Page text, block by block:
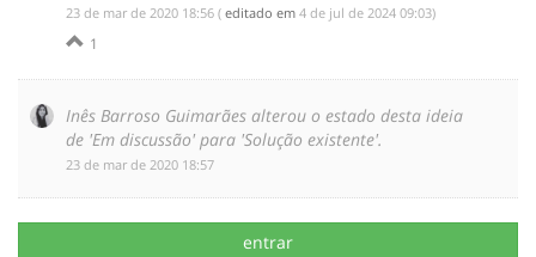
‎23 de mar de 2020 18:56 ( editado em ‎4 de jul de 2024 09:03)
1
Inês Barroso Guimarães alterou o estado desta ideia
de 'Em discussão' para 'Solução existente'.
‎23 de mar de 2020 18:57
entrar